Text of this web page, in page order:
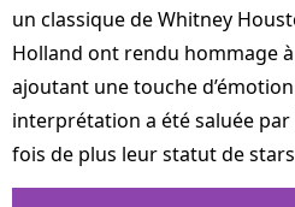
un classique de Whitney
Holland ont rendu hommage
ajoutant une touche
interprétation a été saluée
fois de plus leur statut de